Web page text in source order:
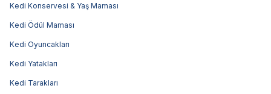
Kedi Konservesi & Yaş Maması
Kedi Ödül Maması
Kedi Oyuncakları
Kedi Yatakları
Kedi Tarakları